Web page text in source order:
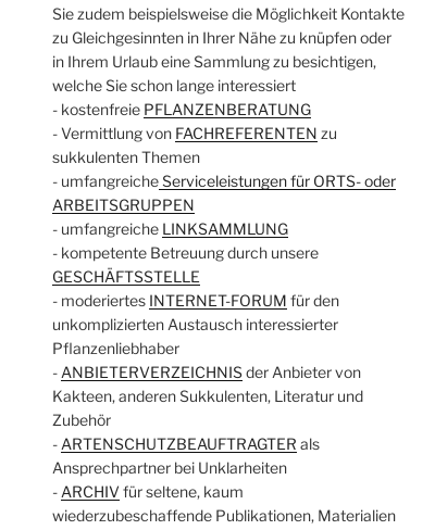
Sie zudem beispielsweise die Möglichkeit Kontakte
zu Gleichgesinnten in Ihrer Nähe zu knüpfen oder
in Ihrem Urlaub eine Sammlung zu besichtigen,
welche Sie schon lange interessiert
- kostenfreie PFLANZENBERATUNG
- Vermittlung von FACHREFERENTEN zu
sukkulenten Themen
- umfangreicheServiceleistungen für ORTS- oder
ARBEITSGRUPPEN
- umfangreiche LINKSAMMLUNG
- kompetente Betreuung durch unsere
GESCHÄFTSSTELLE
- moderiertes INTERNET-FORUM für den
unkomplizierten Austausch interessierter
Pflanzenliebhaber
- ANBIETERVERZEICHNISder Anbieter von
Kakteen, anderen Sukkulenten, Literatur und
Zubehör
- ARTENSCHUTZBEAUFTRAGTER als
Ansprechpartner bei Unklarheiten
- ARCHIV für seltene, kaum
wiederzubeschaffende Publikationen, Materialien